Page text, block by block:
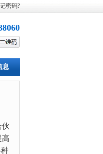
密码?
息
伙
高